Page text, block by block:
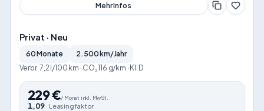
Mehr Infos
Privat · Neu
60 Monate
2.500 km/Jahr
Verbr. 7,2 l/100 km · CO₂ 116 g/km · Kl. D
229€/ Monat inkl. MwSt.
1,09 Leasingfaktor